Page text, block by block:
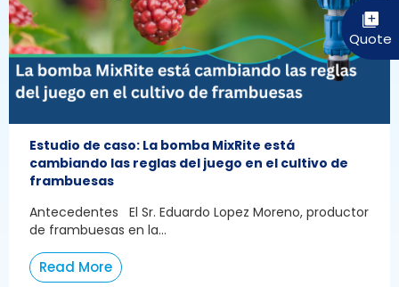
Estudio de caso: La bomba MixRite está
cambiando las reglas del juego en el cultivo de
frambuesas
Antecedentes El Sr. Eduardo Lopez Moreno, productor
de frambuesas en la...
Read More